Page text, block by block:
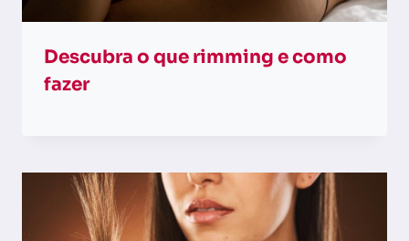
Descubra o que rimming e como
fazer